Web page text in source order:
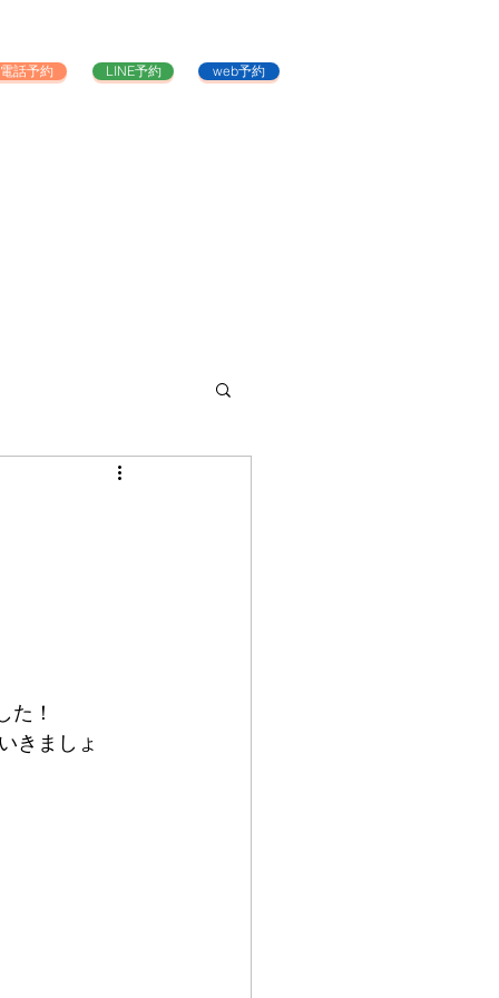
電話予約 LINE予約 web予約
た！
きましょ